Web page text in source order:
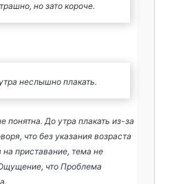
но зато короче.
неслышно плакать.
До утра плакать из-за
что без указания возраста
приставание, тема не
что Проблема